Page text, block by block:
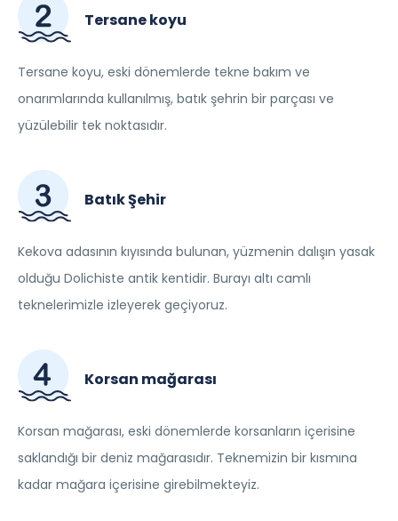
Tersane koyu
Tersane koyu, eski dönemlerde tekne bakım ve
onarımlarında kullanılmış, batık şehrin bir parçası ve
yüzülebilir tek noktasıdır.
Batık Şehir
Kekova adasının kıyısında bulunan, yüzmenin dalışın yasak
olduğu Dolichiste antik kentidir. Burayı altı camlı
teknelerimizle izleyerek geçiyoruz.
Korsan mağarası
Korsan mağarası, eski dönemlerde korsanların içerisine
saklandığı bir deniz mağarasıdır. Teknemizin bir kısmına
kadar mağara içerisine girebilmekteyiz.